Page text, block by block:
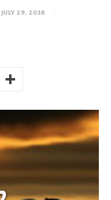
JULY 29, 2016